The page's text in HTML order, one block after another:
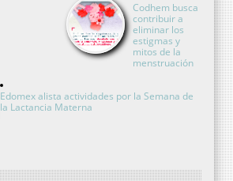
Codhem busca
contribuir a
eliminar los
estigmas y
mitos de la
menstruación
Edomex alista actividades por la Semana de
la Lactancia Materna